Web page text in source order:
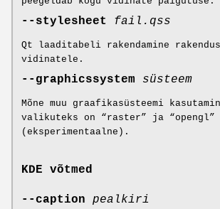
--stylesheet fail.qss
Qt laaditabeli rakendamine
vidinatele.
--graphicssystem süsteem
Mõne muu graafikasüsteemi
valikuteks on “raster” ja “opengl”
(eksperimentaalne).
KDE võtmed
--caption pealkiri